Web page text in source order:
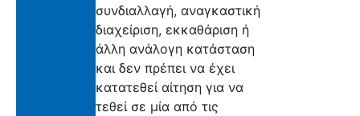
συνδιαλλαγή, αναγκαστική
διαχείριση, εκκαθάριση ή
άλλη ανάλογη κατάσταση
και δεν πρέπει να έχει
κατατεθεί αίτηση για να
τεθεί σε μία από τις